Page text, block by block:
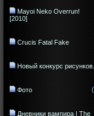
Mayoi Neko Overrun!
[2010]
Crucis Fatal Fake
Новый конкурс рисунков.
Фото
Дневники вампира | The